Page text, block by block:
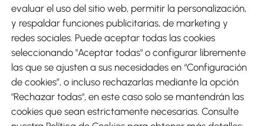
Envíos
Descargar Aosom App
evaluar el uso del sitio web, permitir la personalización,
y respaldar funciones publicitarias, de marketing y
redes sociales. Puede aceptar todas las cookies
seleccionando "Aceptar todas" o configurar libremente
las que se ajusten a sus necesidades en “Configuración
de cookies”, o incluso rechazarlas mediante la opción
"Rechazar todas", en este caso solo se mantendrán las
cookies que sean estrictamente necesarias. Consulte